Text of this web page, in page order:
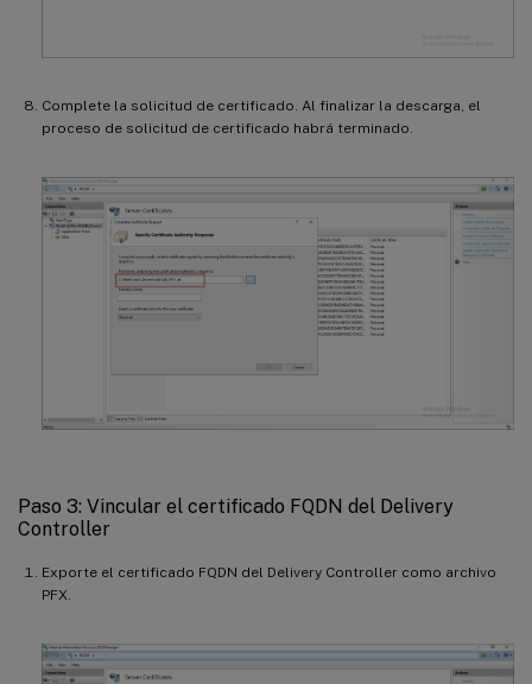
Complete la solicitud de certificado. Al finalizar la descarga, el
proceso de solicitud de certificado habrá terminado.
Paso 3: Vincular el certificado FQDN del Delivery
Controller
Exporte el certificado FQDN del Delivery Controller como archivo
PFX.